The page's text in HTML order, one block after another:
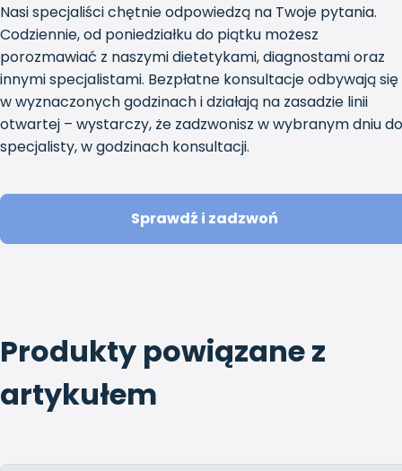
Nasi specjaliści chętnie odpowiedzą na Twoje pytania.
Codziennie, od poniedziałku do piątku możesz
porozmawiać z naszymi dietetykami, diagnostami oraz
innymi specjalistami. Bezpłatne konsultacje odbywają się
w wyznaczonych godzinach i działają na zasadzie linii
otwartej – wystarczy, że zadzwonisz w wybranym dniu do
specjalisty, w godzinach konsultacji.
Sprawdź i zadzwoń
Produkty powiązane z
artykułem